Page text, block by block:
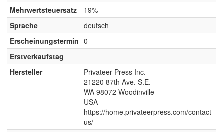
Mehrwertsteuersatz
19%
Sprache
deutsch
Erscheinungstermin 0
Erstverkaufstag
Hersteller
Privateer Press Inc.
21220 87th Ave. S.E.
WA 98072 Woodinville
USA
https://home.privateerpress.com/contact-
us/